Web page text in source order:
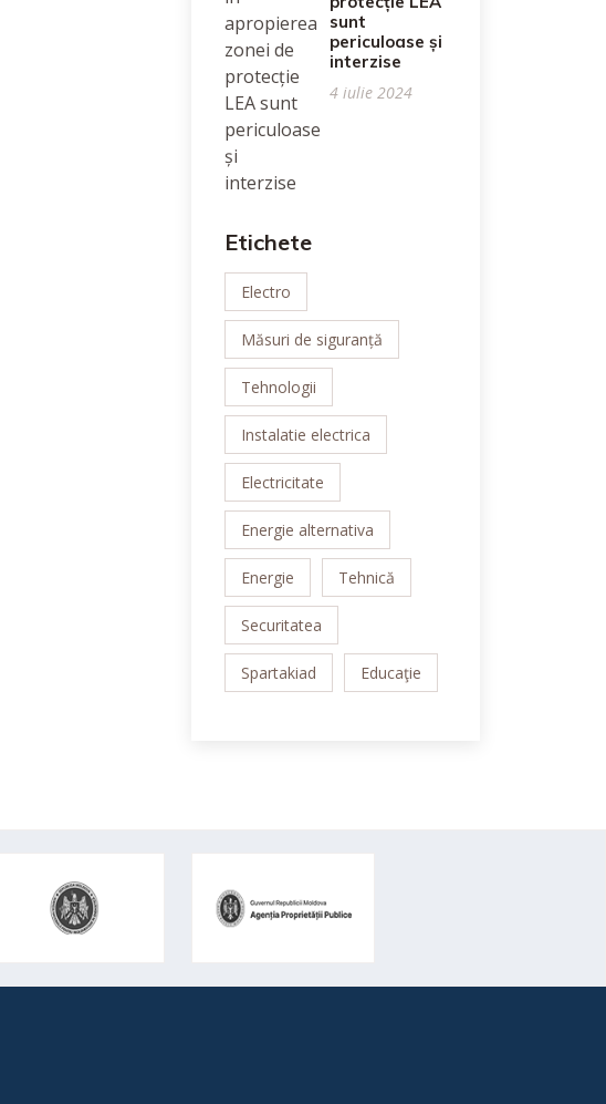
sunt
periculoase și
interzise
4 iulie 2024
Etichete
Electro
Măsuri de siguranță
Tehnologii
Instalatie electrica
Electricitate
Energie alternativa
Energie Tehnică
Securitatea
Spartakiad Educaţie